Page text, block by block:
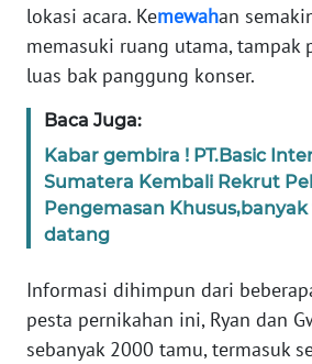
lokasi acara. Kemewahan
memasuki ruang utama, tampak
luas bak panggung konser.
Baca Juga:
Kabar gembira ! PT.Basic
Sumatera Kembali Rekrut
Pengemasan
datang
Informasi dihimpun dari
pesta pernikahan ini, Ryan dan
sebanyak 2000 tamu, termasuk
WN
SUMUT
JAKARTA
WN
JABAR
BANTEN
WN